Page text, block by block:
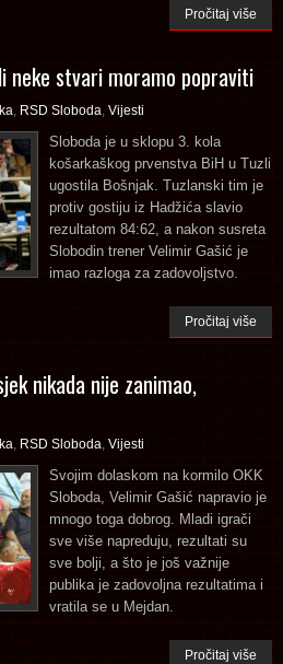
Pročitaj više
neke stvari moramo popraviti
RSD Sloboda Vijesti
Sloboda je u sklopu 3. kola
košarkaškog prvenstva BiH u Tuzli
ugostila Bošnjak. Tuzlanski tim je
protiv gostiju iz Hadžića slavio
rezultatom 84:62, a nakon susreta
Slobodin trener Velimir Gašić je
imao razloga za zadovoljstvo.
Pročitaj više
nikada nije zanimao,
RSD Sloboda Vijesti
Svojim dolaskom na kormilo OKK
Sloboda, Velimir Gašić napravio je
mnogo toga dobrog. Mladi igrači
sve više napreduju, rezultati su
sve bolji, a što je još važnije
publika je zadovoljna rezultatima i
vratila se u Mejdan.
Pročitaj više